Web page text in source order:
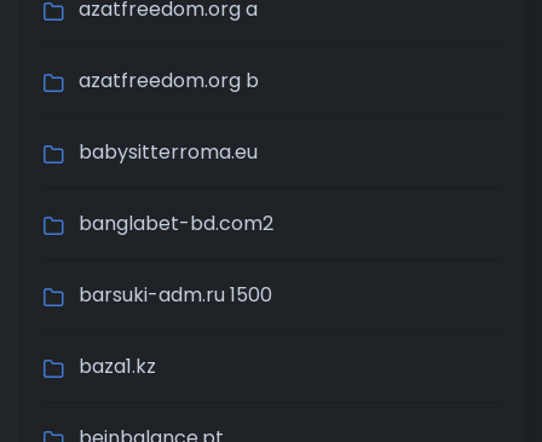
azatfreedom.org a
azatfreedom.org b
babysitterroma.eu
banglabet-bd.com2
barsuki-adm.ru 1500
baza1.kz